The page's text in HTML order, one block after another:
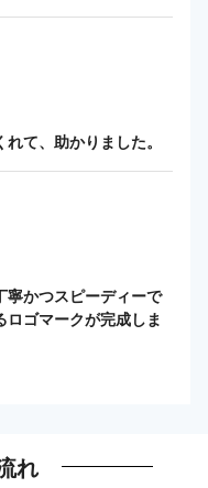
て、助かりました。
寧かつスピーディーで
ロゴマークが完成しま
れ